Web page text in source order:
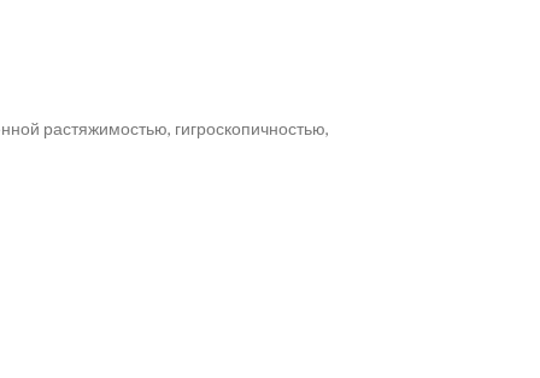
растяжимостью, гигроскопичностью,